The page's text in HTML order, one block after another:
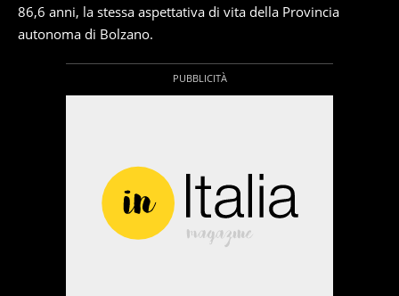
86,6 anni, la stessa aspettativa di vita della Provincia
autonoma di Bolzano.